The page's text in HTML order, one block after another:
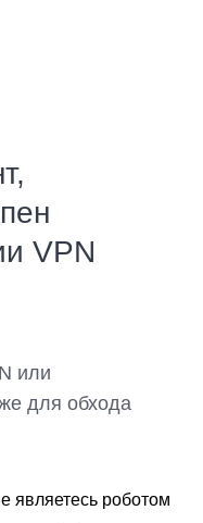
VPN
или
для обхода
являетесь роботом